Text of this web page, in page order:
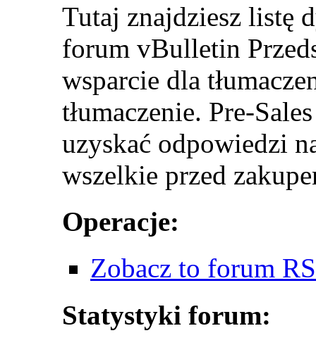
Tutaj znajdziesz listę
forum vBulletin
wsparcie dla
tłumaczenie. Pre-
uzyskać odpowiedzi
wszelkie przed
Operacje:
Zobacz to forum
Statystyki forum: